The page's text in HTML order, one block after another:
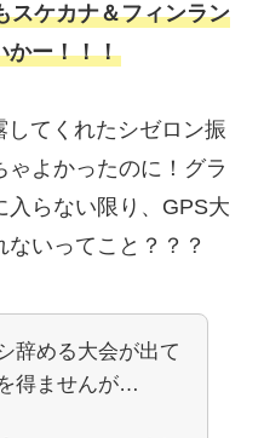
スケカナ＆フィンラン
かー！！！
してくれたシゼロン振
ゃよかったのに！グラ
入らない限り、GPS大
いってこと？？？
辞める大会が出て
得ませんが…